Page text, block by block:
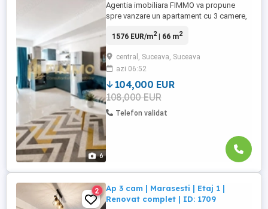
6
Agentia imobiliara FIMMO va propune
spre vanzare un apartament cu 3 camere,
dotat cu lift, cu vedere mixta. Proprietatea
remarca printr-un design modern, bine
echilibrat, cu spatii aerisite si luminoase.
Zona de living ...
1576 EUR/m2| 66 m2
central, Suceava, Suceava
azi 06:52
104,000 EUR
108,000 EUR
Telefon validat
2
Ap 3 cam | Marasesti | Etaj 1 |
Renovat complet | ID: 1709